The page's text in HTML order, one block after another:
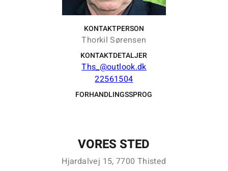
KONTAKTPERSON
Thorkil Sørensen
KONTAKTDETALJER
Ths_@outlook.dk
22561504
FORHANDLINGSSPROG
VORES STED
Hjardalvej 15, 7700 Thisted